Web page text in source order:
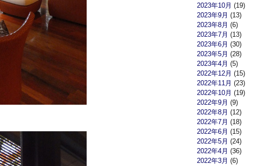
2023年10月 (19)
2023年9月 (13)
2023年8月 (6)
2023年7月 (13)
2023年6月 (30)
2023年5月 (28)
2023年4月 (5)
2022年12月 (15)
2022年11月 (23)
2022年10月 (19)
2022年9月 (9)
2022年8月 (12)
2022年7月 (18)
2022年6月 (15)
2022年5月 (24)
2022年4月 (36)
2022年3月 (6)